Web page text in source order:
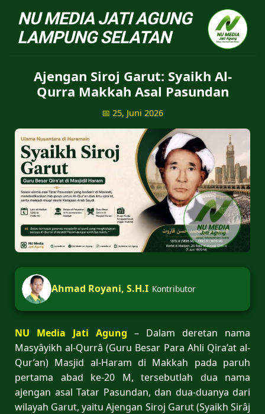
NU Jatiagung - Situs
Ajengan Siroj Garut: Syaikh Al-
Qurra Makkah Asal Pasundan
📅 25, Juni 2026
Ahmad Royani, S.H.I Kontributor
NU Media Jati Agung – Dalam deretan nama
Masyâyikh al-Qurrâ (Guru Besar Para Ahli Qira’at al-
Qur’an) Masjid al-Haram di Makkah pada paruh
pertama abad ke-20 M, tersebutlah dua nama
ajengan asal Tatar Pasundan, dan dua-duanya dari
wilayah Garut, yaitu Ajengan Siroj Garut (Syaikh Sirâj